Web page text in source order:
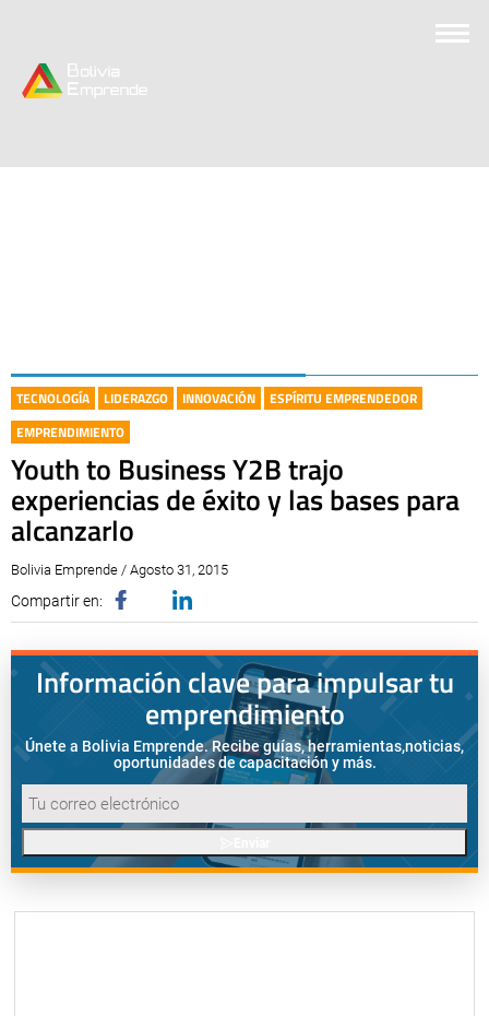
TECNOLOGÍA LIDERAZGO INNOVACIÓN
ESPÍRITU EMPRENDEDOR
EMPRENDIMIENTO
Youth to Business Y2B trajo
experiencias de éxito y las bases para
alcanzarlo
Bolivia Emprende / Agosto 31, 2015
Compartir en:
Información clave para impulsar tu
emprendimiento
Únete a Bolivia Emprende. Recibe guías, herramientas,noticias,
oportunidades de capacitación y más.